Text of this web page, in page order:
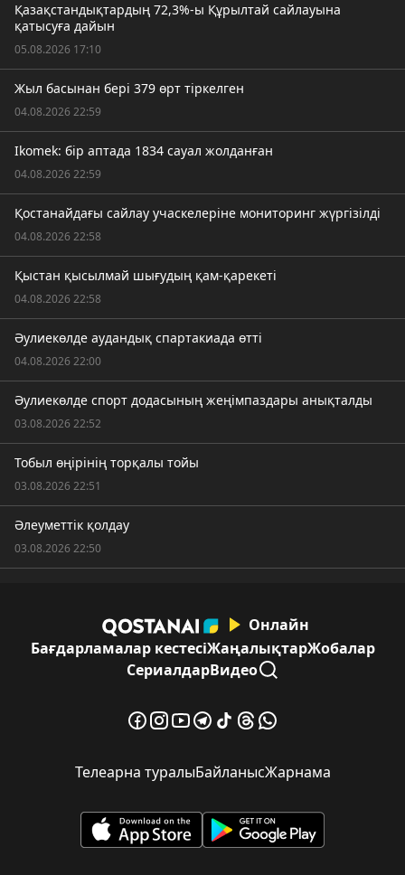
Қазақстандықтардың 72,3%-ы Құрылтай сайлауына
қатысуға дайын
05.08.2026 17:10
Жыл басынан бері 379 өрт тіркелген
04.08.2026 22:59
Ikomek: бір аптада 1834 сауал жолданған
04.08.2026 22:59
Қостанайдағы сайлау учаскелеріне мониторинг жүргізілді
04.08.2026 22:58
Қыстан қысылмай шығудың қам-қарекеті
04.08.2026 22:58
Әулиекөлде аудандық спартакиада өтті
04.08.2026 22:00
Әулиекөлде спорт додасының жеңімпаздары анықталды
03.08.2026 22:52
Тобыл өңірінің торқалы тойы
03.08.2026 22:51
Әлеуметтік қолдау
03.08.2026 22:50
Онлайн
Бағдарламалар кестесіЖаңалықтарЖобалар
СериалдарВидео
Телеарна туралыБайланысЖарнама